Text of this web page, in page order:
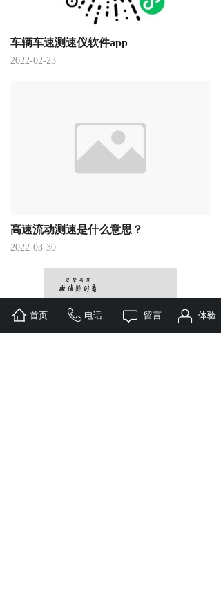
车辆车速测速仪软件app
2022-02-23
高速流动测速是什么意思？
2022-03-30
首页 电话 留言 体验